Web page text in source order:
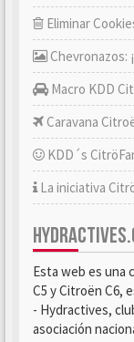
Eliminar
Chevronazos:
Macro KDD
Caravana
KDD´s
La iniciativa
Esta web es una
C5 y Citroën C6,
- Hydractives,
asociación